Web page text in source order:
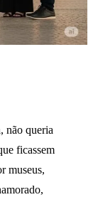
não queria
ficassem
museus,